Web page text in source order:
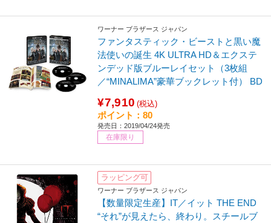
ワーナー ブラザース ジャパン
ファンタスティック・ビーストと黒い魔
法使いの誕生 4K ULTRA HD＆エクステ
ンデッド版ブルーレイセット（3枚組
／“MINALIMA”豪華ブックレット付） BD
¥7,910 (税込)
ポイント：80
発売日：2019/04/24発売
在庫限り
ラッピング可
ワーナー ブラザース ジャパン
【数量限定生産】IT／イット THE END
“それ”が見えたら、終わり。スチールブ